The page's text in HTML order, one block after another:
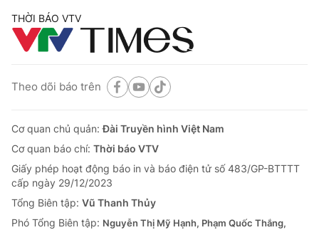
THỜI BÁO VTV
Theo dõi báo trên
Cơ quan chủ quản:Đài Truyền hình Việt Nam
Cơ quan báo chí: Thời báo VTV
Giấy phép hoạt động báo in và báo điện tử số 483/GP-BTTTT
cấp ngày 29/12/2023
Tổng Biên tập: Vũ Thanh Thủy
Phó Tổng Biên tập: Nguyễn Thị Mỹ Hạnh, Phạm Quốc Thắng,